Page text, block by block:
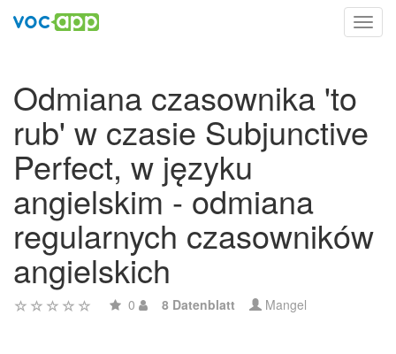
Odmiana czasownika 'to
rub' w czasie Subjunctive
Perfect, w języku
angielskim - odmiana
regularnych czasowników
angielskich
0 8 Datenblatt Mangel